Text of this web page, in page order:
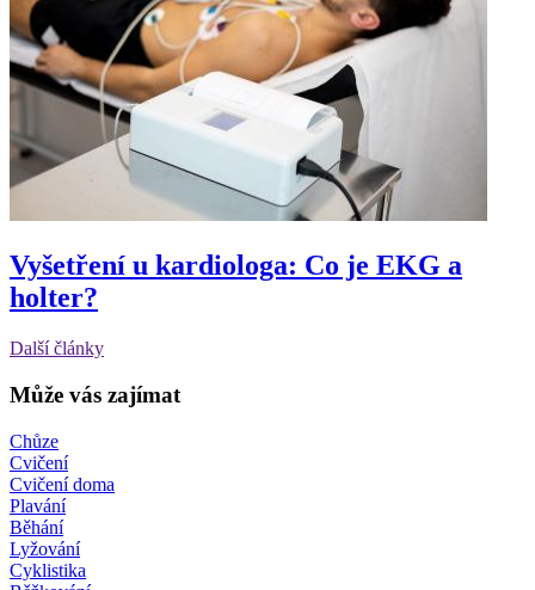
Vyšetření u kardiologa: Co je EKG a
holter?
Další články
Může vás zajímat
Chůze
Cvičení
Cvičení doma
Plavání
Běhání
Lyžování
Cyklistika